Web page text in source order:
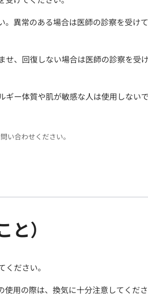
異常のある場合は医師の診察を受け
、回復しない場合は医師の診察を受
ー体質や肌が敏感な人は使用しない
い合わせください。
）
ださい。
用の際は、換気に十分注意してくだ